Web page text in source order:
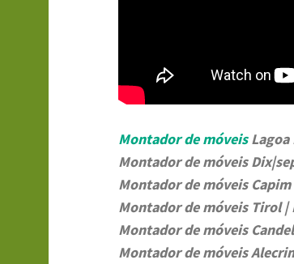
Montador de móveisLagoa
Montador de móveis
Montador de móveis
Montador de móveis Tirol |
Montador de móveis
Montador de móveis